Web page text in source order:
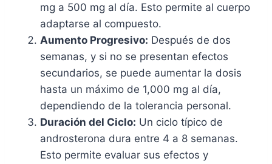
mg a 500 mg al día. Esto permite al cuerpo
adaptarse al compuesto.
Aumento Progresivo: Después de dos
semanas, y si no se presentan efectos
secundarios, se puede aumentar la dosis
hasta un máximo de 1,000 mg al día,
dependiendo de la tolerancia personal.
Duración del Ciclo: Un ciclo típico de
androsterona dura entre 4 a 8 semanas.
Esto permite evaluar sus efectos y